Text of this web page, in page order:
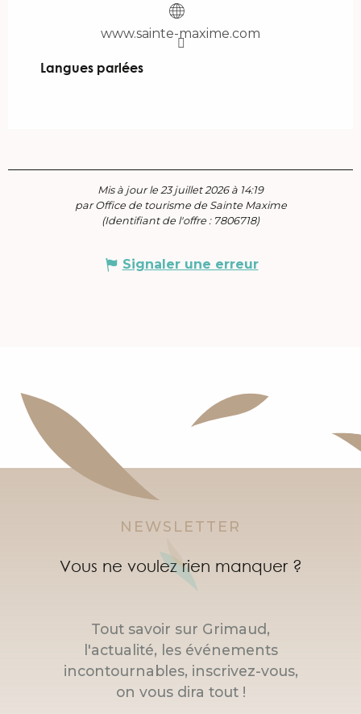
www.sainte-maxime.com
Langues parlées
Langues parlées
Mis à jour le 23 juillet 2026 à 14:19
par Office de tourisme de Sainte Maxime
(Identifiant de l'offre : 7806718)
Signaler une erreur
NEWSLETTER
Vous ne voulez rien manquer ?
Tout savoir sur Grimaud,
l'actualité, les événements
incontournables, inscrivez-vous,
on vous dira tout !